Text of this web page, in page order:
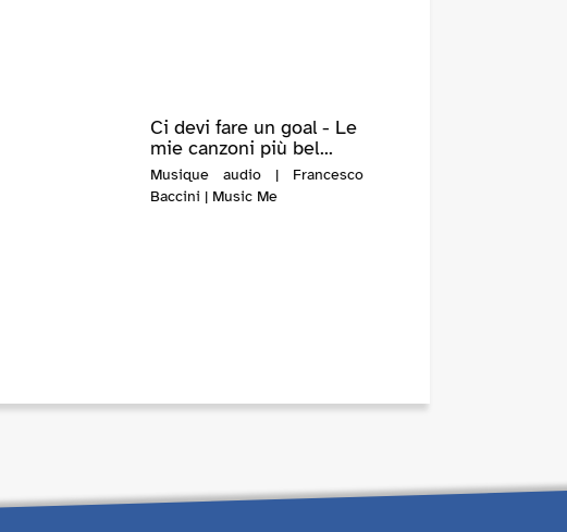
Ci devi fare un goal - Le
mie canzoni più bel...
Musique audio | Francesco
Baccini | Music Me